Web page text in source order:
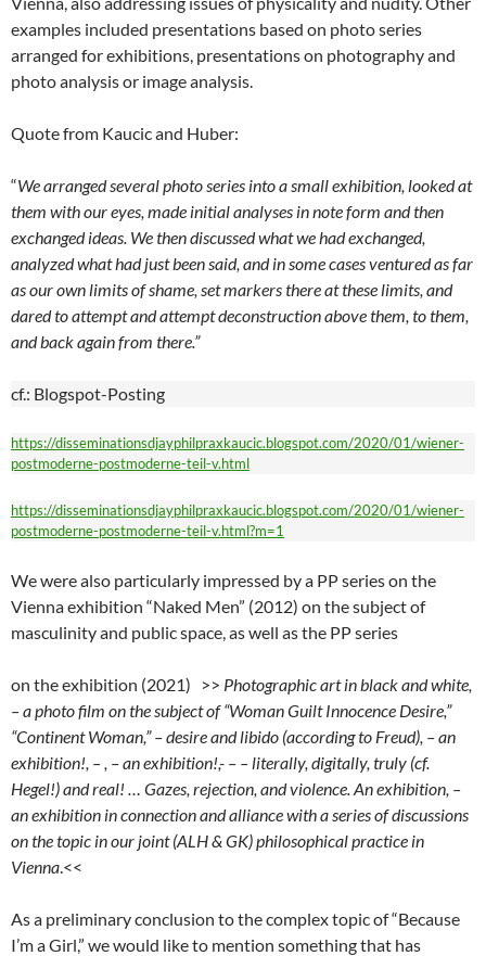
examples included presentations based on photo series
arranged for exhibitions, presentations on photography and
photo analysis or image analysis.
Quote from Kaucic and Huber:
“We arranged several photo series into a small exhibition, looked at
them with our eyes, made initial analyses in note form and then
exchanged ideas. We then discussed what we had exchanged,
analyzed what had just been said, and in some cases ventured as far
as our own limits of shame, set markers there at these limits, and
dared to attempt and attempt deconstruction above them, to them,
and back again from there.”
cf.: Blogspot-Posting
https://disseminationsdjayphilpraxkaucic.blogspot.com/2020/01/wiener-
postmoderne-postmoderne-teil-v.html
https://disseminationsdjayphilpraxkaucic.blogspot.com/2020/01/wiener-
postmoderne-postmoderne-teil-v.html?m=1
We were also particularly impressed by a PP series on the
Vienna exhibition “Naked Men” (2012) on the subject of
masculinity and public space, as well as the PP series
on the exhibition (2021) >> Photographic art in black and white,
– a photo film on the subject of “Woman Guilt Innocence Desire,”
“Continent Woman,” – desire and libido (according to Freud), – an
exhibition!, – , – an exhibition!,- – – literally, digitally, truly (cf.
Hegel!) and real! … Gazes, rejection, and violence. An exhibition, –
an exhibition in connection and alliance with a series of discussions
on the topic in our joint (ALH & GK) philosophical practice in
Vienna.<<
As a preliminary conclusion to the complex topic of “Because
I’m a Girl,” we would like to mention something that has